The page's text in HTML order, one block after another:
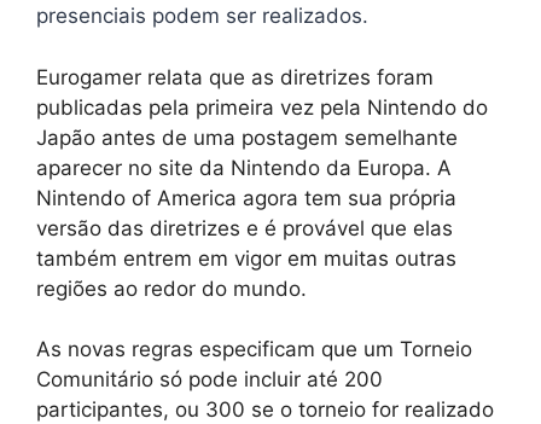
presenciais podem ser realizados.
Eurogamer relata que as diretrizes foram
publicadas pela primeira vez pela Nintendo do
Japão antes de uma postagem semelhante
aparecer no site da Nintendo da Europa. A
Nintendo of America agora tem sua própria
versão das diretrizes e é provável que elas
também entrem em vigor em muitas outras
regiões ao redor do mundo.
As novas regras especificam que um Torneio
Comunitário só pode incluir até 200
participantes, ou 300 se o torneio for realizado